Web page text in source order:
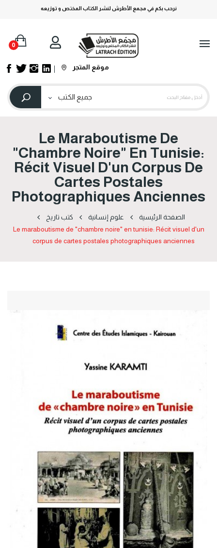
نرحب بكم في مجمع الأطرش لنشر الكتاب المختص و توزيعه
0
موقع المتجر
Le Maraboutisme De
"chambre Noire" En Tunisie:
Récit Visuel D'un Corpus De
Cartes Postales
Photographiques Anciennes
الصفحة الرئيسية علوم إنسانية
كتب تاريخ
Le maraboutisme de "chambre noire" en tunisie: Récit visuel d'un
corpus de cartes postales photographiques anciennes